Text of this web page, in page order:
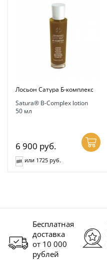
Лосьон Сатура Б-комплекс
Satura® B-Complex lotion
50 мл
6 900 руб.
или 1725 руб.
Бесплатная
доставка
от 10 000
рублей